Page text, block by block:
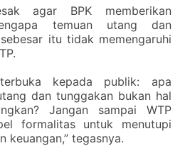
agar BPK memberikan
temuan utang dan
itu tidak memengaruhi
kepada publik: apa
dan tunggakan bukan hal
Jangan sampai WTP
formalitas untuk menutupi
keuangan,” tegasnya.